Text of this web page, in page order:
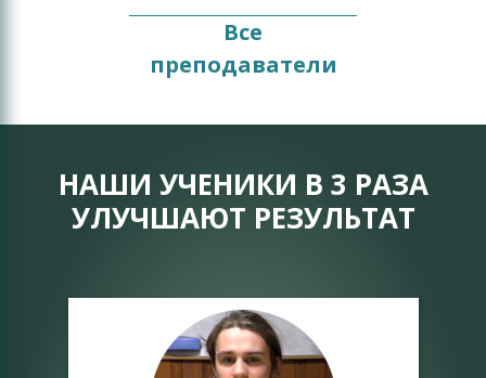
Все
преподаватели
НАШИ УЧЕНИКИ В 3 РАЗА
УЛУЧШАЮТ РЕЗУЛЬТАТ